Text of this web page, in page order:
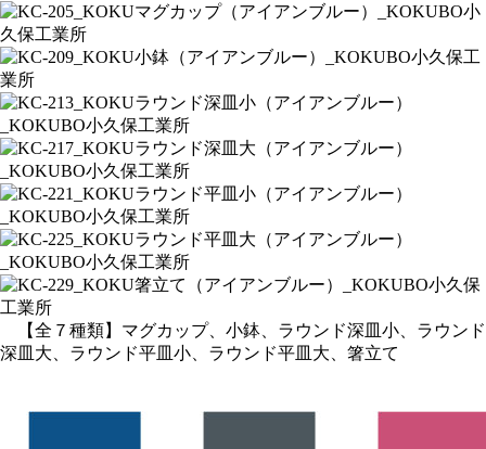
【全７種類】マグカップ、小鉢、ラウンド深皿小、ラウンド
深皿大、ラウンド平皿小、ラウンド平皿大、箸立て